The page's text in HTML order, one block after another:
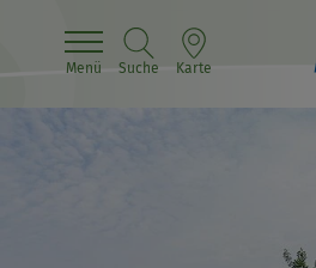
Menü Suche Karte